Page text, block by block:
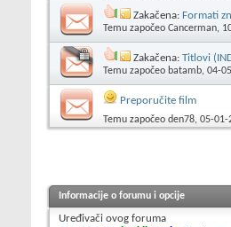
Zakačena: Formati
Temu započeo Cancerman,
Zakačena: Titlovi
Temu započeo batamb, 04-
Preporučite film
Temu započeo den78, 05-01-
Informacije o forumu i opcije
Uređivači ovog foruma